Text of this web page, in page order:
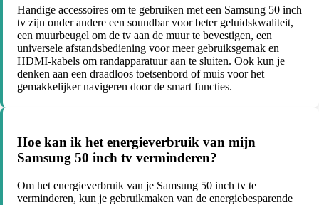
Handige accessoires om te gebruiken met een Samsung 50 inch
tv zijn onder andere een soundbar voor beter geluidskwaliteit,
een muurbeugel om de tv aan de muur te bevestigen, een
universele afstandsbediening voor meer gebruiksgemak en
HDMI-kabels om randapparatuur aan te sluiten. Ook kun je
denken aan een draadloos toetsenbord of muis voor het
gemakkelijker navigeren door de smart functies.
Hoe kan ik het energieverbruik van mijn
Samsung 50 inch tv verminderen?
Om het energieverbruik van je Samsung 50 inch tv te
verminderen, kun je gebruikmaken van de energiebesparende